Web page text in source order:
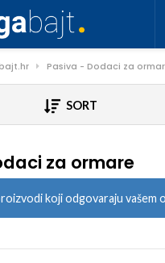
Pasiva - Dodaci za
SORT
za ormare
koji odgovaraju vašem